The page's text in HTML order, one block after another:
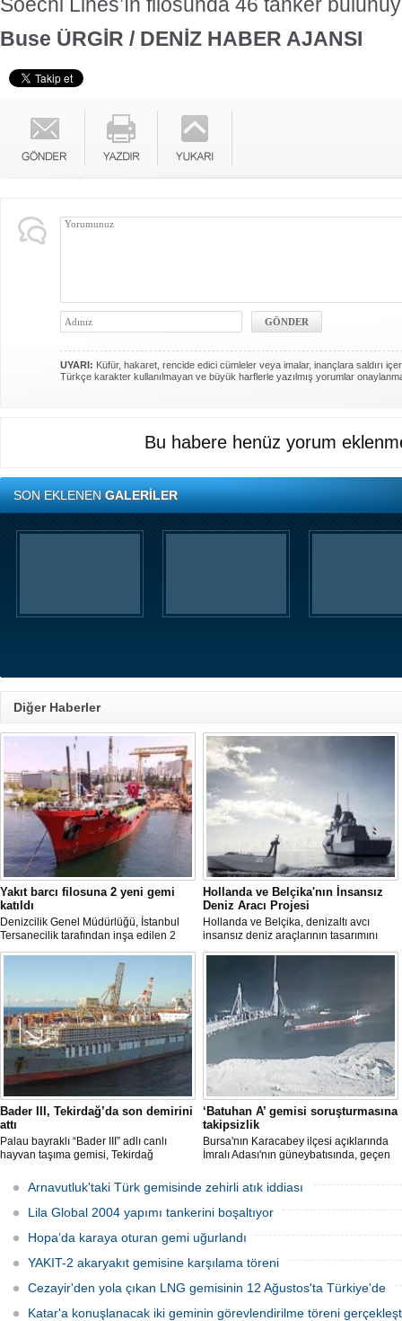
Buse ÜRGİR / DENİZ HABER AJANSI
UYARI: Küfür, hakaret, rencide edici cümleler veya imalar, inançlara saldırı
Türkçe karakter kullanılmayan ve büyük harflerle yazılmış yorumlar
Bu habere henüz yorum
SON EKLENENGALERİLER
Diğer Haberler
Yakıt barcı filosuna 2 yeni gemi
katıldı
Denizcilik Genel Müdürlüğü, İstanbul
Tersanecilik tarafından inşa edilen 2
yeni yakıt barçının hizmete girdiğini ve
filonun modernleşme sürecinin devam
Hollanda ve Belçika'nın İnsansız
Deniz Aracı Projesi
Hollanda ve Belçika, denizaltı avcı
insansız deniz araçlarının tasarımını
başlattı. Proje, 2 ülkenin deniz
kuvvetlerinin gelecekteki denizaltı karşıtı
yeteneklerini desteklemeyi amaçlıyor.
Bader III, Tekirdağ’da son demirini
attı
Palau bayraklı “Bader III” adlı canlı
hayvan taşıma gemisi, Tekirdağ
‘Batuhan A’ gemisi soruşturmasına
takipsizlik
Bursa'nın Karacabey ilçesi açıklarında
İmralı Adası'nın güneybatısında, geçen
batmasıyla ilgili başlatılan soruşturma,
takipsizlikle sonuçlandı.
Arnavutluk'taki Türk gemisinde zehirli atık iddiası
Lila Global 2004 yapımı tankerini boşaltıyor
Hopa’da karaya oturan gemi uğurlandı
YAKIT-2 akaryakıt gemisine karşılama töreni
Cezayir'den yola çıkan LNG gemisinin 12 Ağustos'ta Türkiye'de
Katar'a konuşlanacak iki geminin görevlendirilme töreni